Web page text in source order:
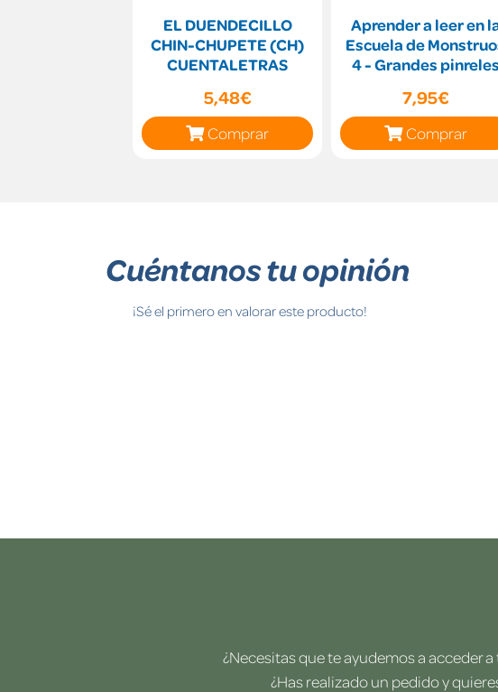
EL DUENDECILLO
CHIN-CHUPETE (CH)
CUENTALETRAS
5,48€
Comprar
Aprender a leer en
Escuela de
4 - Grandes pinreles
7,95€
Comprar
Cuéntanos tu opinión
¡Sé el primero en valorar este producto!
¿Necesitas que te ayudemos a acceder
¿Has realizado un pedido y